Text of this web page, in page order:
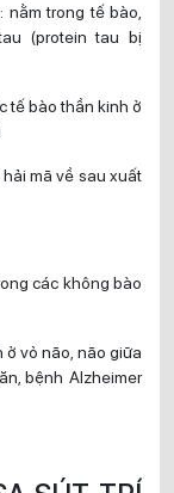
nằm trong tế bào,
(protein tau bị
tế bào thần kinh ở
mã về sau xuất
các không bào
vỏ não, não giữa
bệnh Alzheimer